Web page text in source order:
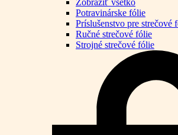
Zobraziť všetko
Potravinárske fólie
Príslušenstvo pre strečové
Ručné strečové fólie
Strojné strečové fólie